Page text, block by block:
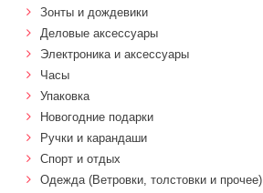
Зонты и дождевики
Деловые аксессуары
Электроника и аксессуары
Часы
Упаковка
Новогодние подарки
Ручки и карандаши
Спорт и отдых
Одежда (Ветровки, толстовки и прочее)